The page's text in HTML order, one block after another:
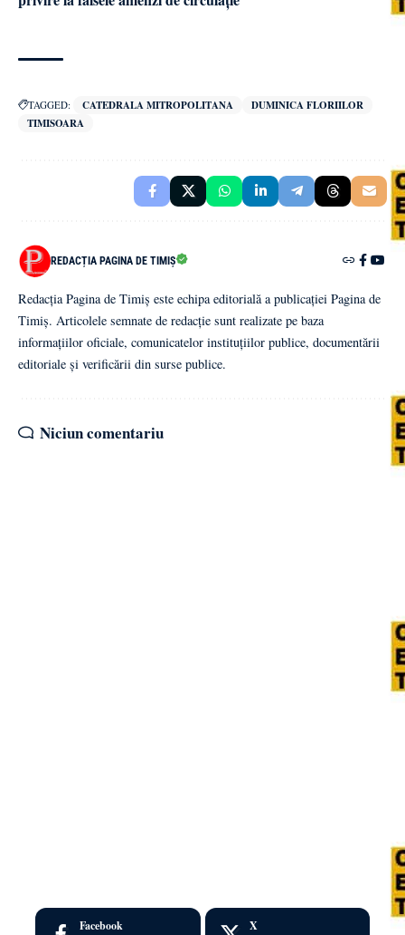
TAGGED: CATEDRALA MITROPOLITANA
DUMINICA FLORIILOR
TIMISOARA
REDACȚIA PAGINA DE TIMIȘ
Redacția Pagina de Timiș este echipa editorială a publicației Pagina de
Timiș. Articolele semnate de redacție sunt realizate pe baza
informațiilor oficiale, comunicatelor instituțiilor publice, documentării
editoriale și verificării din surse publice.
Niciun comentariu
Facebook X